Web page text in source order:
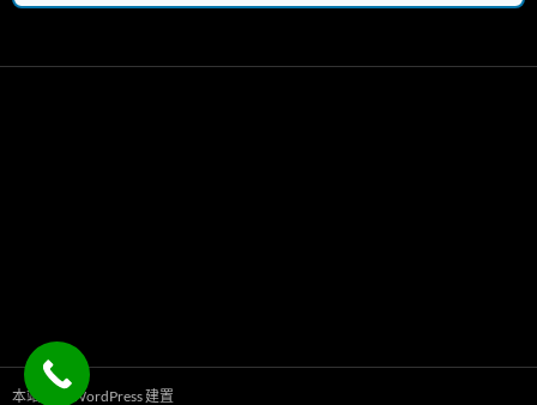
本站採用 WordPress 建置